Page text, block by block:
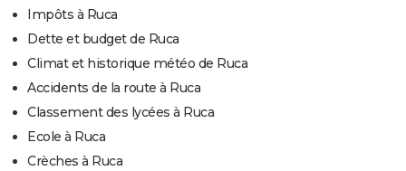
Impôts à Ruca
Dette et budget de Ruca
Climat et historique météo de Ruca
Accidents de la route à Ruca
Classement des lycées à Ruca
Ecole à Ruca
Crèches à Ruca